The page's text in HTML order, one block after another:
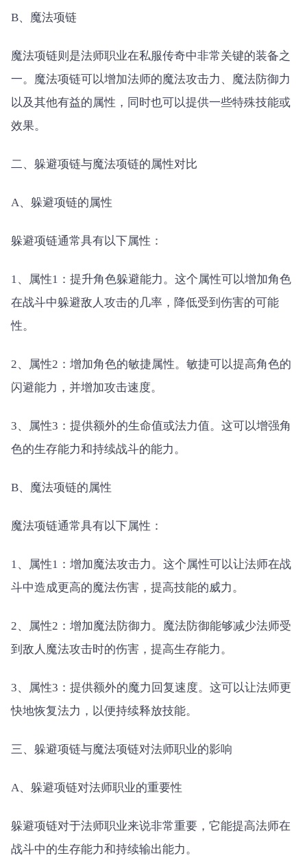
B、魔法项链
魔法项链则是法师职业在私服传奇中非常关键的装备之
一。魔法项链可以增加法师的魔法攻击力、魔法防御力
以及其他有益的属性，同时也可以提供一些特殊技能或
效果。
二、躲避项链与魔法项链的属性对比
A、躲避项链的属性
躲避项链通常具有以下属性：
1、属性1：提升角色躲避能力。这个属性可以增加角色
在战斗中躲避敌人攻击的几率，降低受到伤害的可能
性。
2、属性2：增加角色的敏捷属性。敏捷可以提高角色的
闪避能力，并增加攻击速度。
3、属性3：提供额外的生命值或法力值。这可以增强角
色的生存能力和持续战斗的能力。
B、魔法项链的属性
魔法项链通常具有以下属性：
1、属性1：增加魔法攻击力。这个属性可以让法师在战
斗中造成更高的魔法伤害，提高技能的威力。
2、属性2：增加魔法防御力。魔法防御能够减少法师受
到敌人魔法攻击时的伤害，提高生存能力。
3、属性3：提供额外的魔力回复速度。这可以让法师更
快地恢复法力，以便持续释放技能。
三、躲避项链与魔法项链对法师职业的影响
A、躲避项链对法师职业的重要性
躲避项链对于法师职业来说非常重要，它能提高法师在
战斗中的生存能力和持续输出能力。